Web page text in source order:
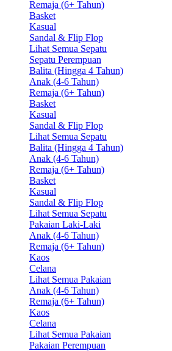
Remaja (6+ Tahun)
Basket
Kasual
Sandal & Flip Flop
Lihat Semua Sepatu
Sepatu Perempuan
Balita (Hingga 4 Tahun)
Anak (4-6 Tahun)
Remaja (6+ Tahun)
Basket
Kasual
Sandal & Flip Flop
Lihat Semua Sepatu
Balita (Hingga 4 Tahun)
Anak (4-6 Tahun)
Remaja (6+ Tahun)
Basket
Kasual
Sandal & Flip Flop
Lihat Semua Sepatu
Pakaian Laki-Laki
Anak (4-6 Tahun)
Remaja (6+ Tahun)
Kaos
Celana
Lihat Semua Pakaian
Anak (4-6 Tahun)
Remaja (6+ Tahun)
Kaos
Celana
Lihat Semua Pakaian
Pakaian Perempuan